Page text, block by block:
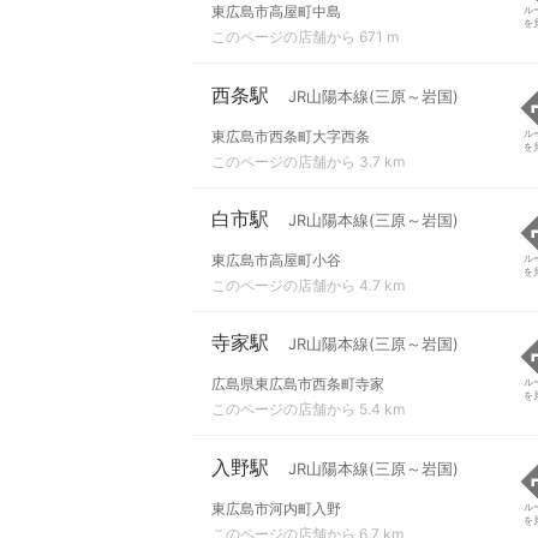
東広島市高屋町中島
このページの店舗から 671 m
ル
を
西条駅 JR山陽本線(三原～岩国)
東広島市西条町大字西条
このページの店舗から 3.7 km
ル
を
白市駅 JR山陽本線(三原～岩国)
東広島市高屋町小谷
このページの店舗から 4.7 km
ル
を
寺家駅 JR山陽本線(三原～岩国)
広島県東広島市西条町寺家
このページの店舗から 5.4 km
ル
を
入野駅 JR山陽本線(三原～岩国)
東広島市河内町入野
このページの店舗から 6.7 km
ル
を